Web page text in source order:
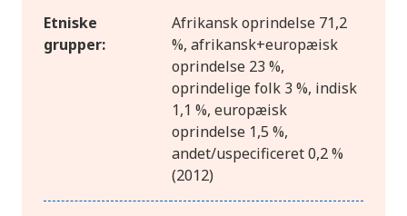
Etniske
grupper:
Afrikansk oprindelse 71,2
%, afrikansk+europæisk
oprindelse 23 %,
oprindelige folk 3 %, indisk
1,1 %, europæisk
oprindelse 1,5 %,
andet/uspecificeret 0,2 %
(2012)